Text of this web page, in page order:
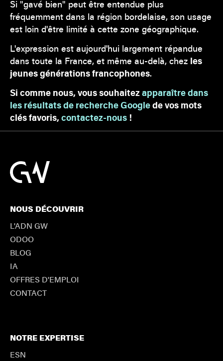
Si "gavé bien" peut être entendue plus
fréquemment dans la région bordelaise, son usage
est loin d'être limité à cette zone géographique.
L'expression est aujourd'hui largement répandue
dans toute la France, et même au-delà, chez les
jeunes générations francophones.
Si comme nous, vous souhaitezapparaître dans
les résultats de recherche Googlede vos mots
clés favoris, contactez-nous !
NOUS DÉCOUVRIR
L'ADN GW
ODOO
BLOG
IA
OFFRES D'EMPLOI
CONTACT
NOTRE EXPERTISE
ESN